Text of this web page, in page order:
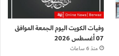
وفيات الكويت اليوم الجمعة الموافق
07 أغسطس 2026
منذ 6 ساعات